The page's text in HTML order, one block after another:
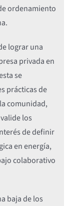
ordenamiento
lograr una
privada en
se
prácticas de
comunidad,
los
de definir
en energía,
colaborativo
baja de los